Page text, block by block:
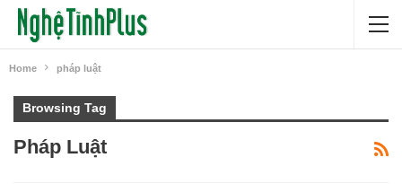
Home pháp luật
Browsing Tag
Pháp Luật